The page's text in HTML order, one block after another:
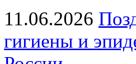
11.06.2026
гигиены и